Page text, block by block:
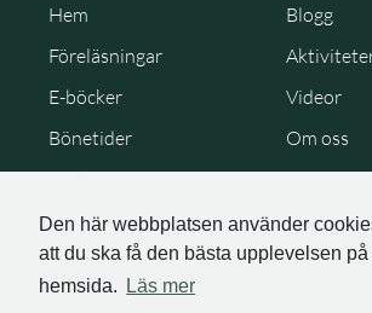
Den här webbplatsen använder
att du ska få den bästa upplevelsen på
hemsida.
Läs mer
Hem
Blogg
Föreläsningar
E-böcker
Videor
Bönetider
Om oss
Cookie Policy